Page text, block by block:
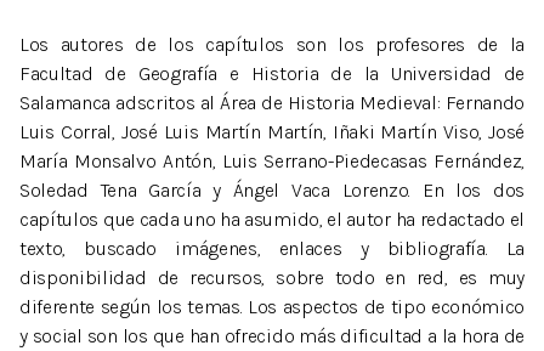
Los autores de los capítulos son los profesores de la
Facultad de Geografía e Historia de la Universidad de
Salamanca adscritos al Área de Historia Medieval: Fernando
Luis Corral, José Luis Martín Martín, Iñaki Martín Viso, José
María Monsalvo Antón, Luis Serrano-Piedecasas Fernández,
Soledad Tena García y Ángel Vaca Lorenzo. En los dos
capítulos que cada uno ha asumido, el autor ha redactado el
texto, buscado imágenes, enlaces y bibliografía. La
disponibilidad de recursos, sobre todo en red, es muy
diferente según los temas. Los aspectos de tipo económico
y social son los que han ofrecido más dificultad a la hora de